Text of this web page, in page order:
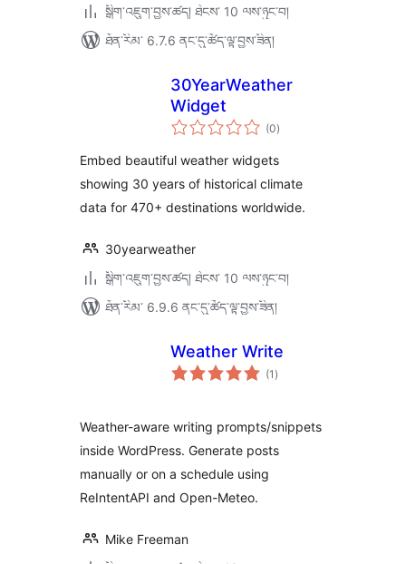
སྒྲིག་འཇུག་བྱས་ཚད། ཐེངས་ 10 ལས་ཉུང་བ།
ཐོན་རིམ་ 6.7.6 ནང་དུ་ཚོད་ལྟ་བྱས་ཟིན།
30YearWeather
Widget
(0གདེང་
འཇོག་
ཚང་།
)
Embed beautiful weather widgets
showing 30 years of historical climate
data for 470+ destinations worldwide.
30yearweather
སྒྲིག་འཇུག་བྱས་ཚད། ཐེངས་ 10 ལས་ཉུང་བ།
ཐོན་རིམ་ 6.9.6 ནང་དུ་ཚོད་ལྟ་བྱས་ཟིན།
Weather Write
(1 གདེང་
འཇོག་
)
Weather-aware writing prompts/snippets
inside WordPress. Generate posts
manually or on a schedule using
ReIntentAPI and Open-Meteo.
Mike Freeman